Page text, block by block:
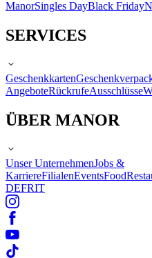
ManorSingles DayBlack Friday
SERVICES
Geschenkkarten
AngeboteRückrufeAusschlüsse
ÜBER MANOR
Unser UnternehmenJobs &
KarriereFilialenEventsFood
DEFRIT